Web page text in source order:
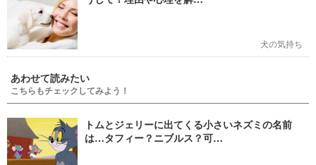
犬の気持ち
あわせて読みたい
こちらもチェックしてみよう！
トムとジェリーに出てくる小さいネズミの名前
は…タフィー？ニブルス？可…